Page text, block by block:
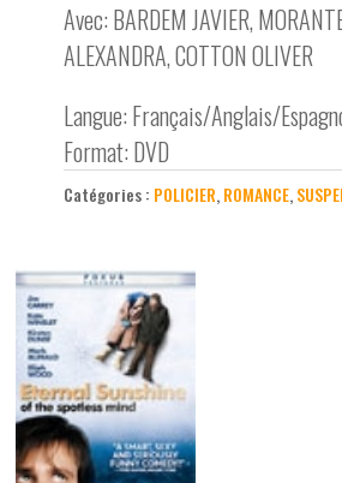
Avec: BARDEM JAVIER,
ALEXANDRA, COTTON OLIVER
Langue: Français/Anglais/
Format: DVD
Catégories : POLICIER,ROMANCE,